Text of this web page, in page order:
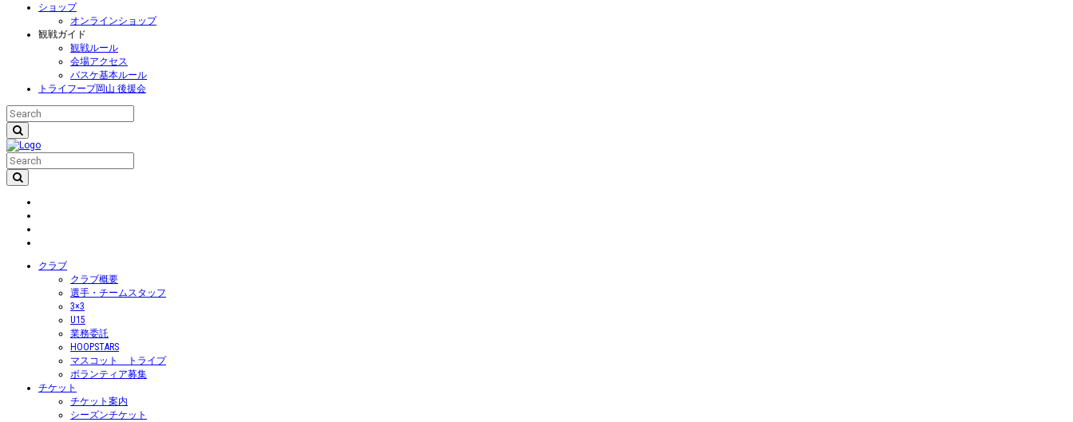
ショップ
オンラインショップ
観戦ガイド
観戦ルール
会場アクセス
バスケ基本ルール
トライフープ岡山 後援会
クラブ
クラブ概要
選手・チームスタッフ
3×3
U15
業務委託
HOOPSTARS
マスコット トライプ
ボランティア募集
チケット
チケット案内
シーズンチケット